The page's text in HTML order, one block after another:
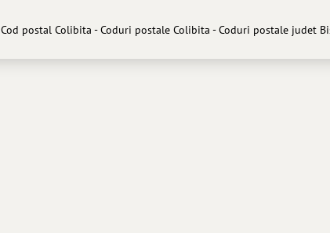
Cod postal Colibita - Coduri postale Colibita - Coduri postale judet